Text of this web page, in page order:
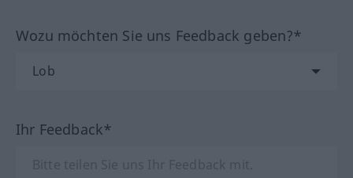
Wozu möchten Sie uns Feedback geben?*
Ihr Feedback*